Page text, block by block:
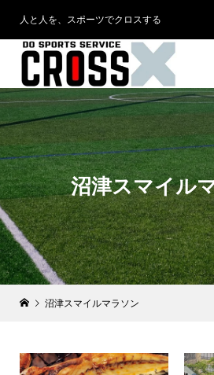
人と人を、スポーツでクロスする
沼津スマイル
沼津スマイルマラソン